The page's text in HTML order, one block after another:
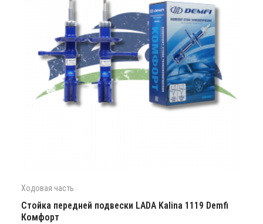
Ходовая часть
Стойка передней подвески LADA Kalina 1119 Demfi
Комфорт